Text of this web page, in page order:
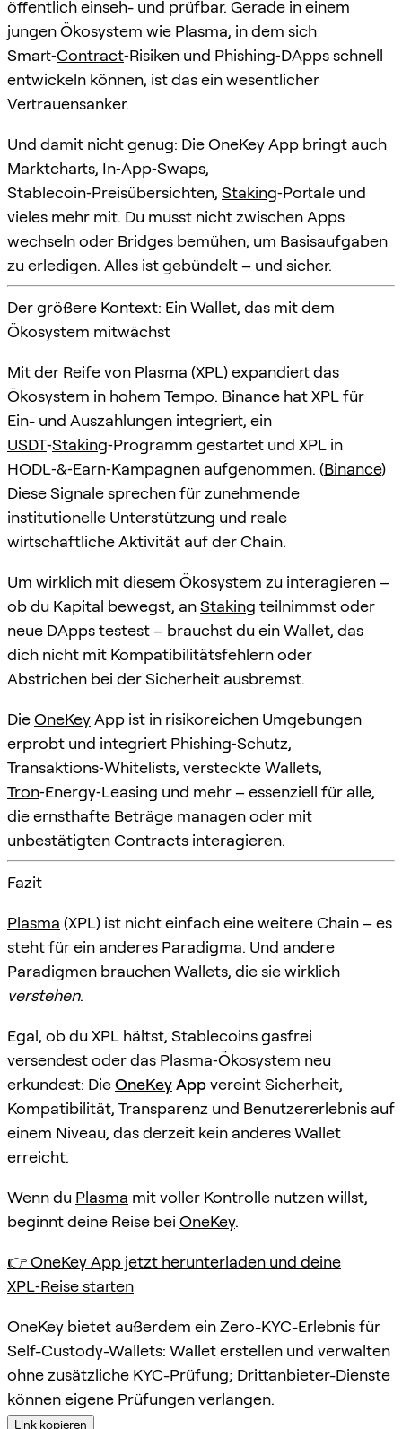
öffentlich einseh- und prüfbar. Gerade in einem
jungen Ökosystem wie Plasma, in dem sich
Smart‑Contract‑Risiken und Phishing‑DApps schnell
entwickeln können, ist das ein wesentlicher
Vertrauensanker.
Und damit nicht genug: Die OneKey App bringt auch
Marktcharts, In‑App‑Swaps,
Stablecoin‑Preisübersichten, Staking‑Portale und
vieles mehr mit. Du musst nicht zwischen Apps
wechseln oder Bridges bemühen, um Basisaufgaben
zu erledigen. Alles ist gebündelt – und sicher.
Der größere Kontext: Ein Wallet, das mit dem
Ökosystem mitwächst
Mit der Reife von Plasma (XPL) expandiert das
Ökosystem in hohem Tempo. Binance hat XPL für
Ein- und Auszahlungen integriert, ein
USDT‑Staking‑Programm gestartet und XPL in
HODL‑&‑Earn‑Kampagnen aufgenommen. (Binance)
Diese Signale sprechen für zunehmende
institutionelle Unterstützung und reale
wirtschaftliche Aktivität auf der Chain.
Um wirklich mit diesem Ökosystem zu interagieren –
ob du Kapital bewegst, anStaking teilnimmst oder
neue DApps testest – brauchst du ein Wallet, das
dich nicht mit Kompatibilitätsfehlern oder
Abstrichen bei der Sicherheit ausbremst.
DieOneKeyApp ist in risikoreichen Umgebungen
erprobt und integriert Phishing‑Schutz,
Transaktions‑Whitelists, versteckte Wallets,
Tron‑Energy‑Leasing und mehr – essenziell für alle,
die ernsthafte Beträge managen oder mit
unbestätigten Contracts interagieren.
Fazit
Plasma (XPL) ist nicht einfach eine weitere Chain – es
steht für ein anderes Paradigma. Und andere
Paradigmen brauchen Wallets, die sie wirklich
verstehen.
Egal, ob du XPL hältst, Stablecoins gasfrei
versendest oder das Plasma‑Ökosystem neu
erkundest: DieOneKeyAppvereint Sicherheit,
Kompatibilität, Transparenz und Benutzererlebnis auf
einem Niveau, das derzeit kein anderes Wallet
erreicht.
Wenn du Plasma mit voller Kontrolle nutzen willst,
beginnt deine Reise bei OneKey.
👉 OneKey App jetzt herunterladen und deine
XPL‑Reise starten
OneKey bietet außerdem ein Zero-KYC-Erlebnis für
Self-Custody-Wallets: Wallet erstellen und verwalten
ohne zusätzliche KYC-Prüfung; Drittanbieter-Dienste
können eigene Prüfungen verlangen.
Link kopieren